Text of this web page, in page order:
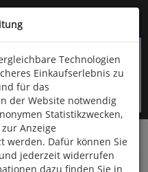
960
Spiel & Spaß Diverses
Technologien
Einkaufserlebnis zu
für das
der Website notwendig
Statistikzwecken,
Anzeige
werden. Dafür können Sie
jederzeit widerrufen
dazu finden Sie in